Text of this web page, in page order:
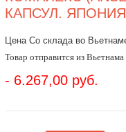
КАПСУЛ.
Цена Со склада во
Товар отправится из Вьетнама
- 6.267,00 руб.